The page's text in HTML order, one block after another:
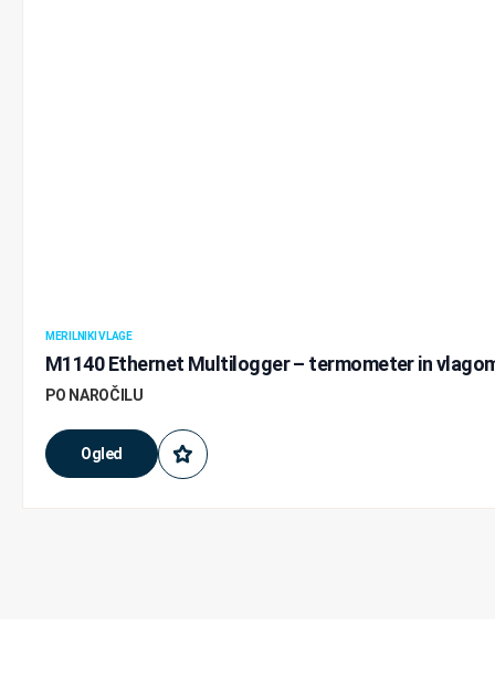
MERILNIKI VLAGE
M1140 Ethernet Multilogger – termometer in
Ogled
PO NAROČILU